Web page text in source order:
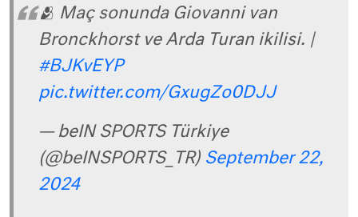
🫂 Maç sonunda Giovanni van
Bronckhorst ve Arda Turan ikilisi. |
#BJKvEYP
pic.twitter.com/GxugZo0DJJ
— beIN SPORTS Türkiye
(@beINSPORTS_TR) September 22,
2024